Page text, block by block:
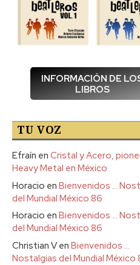
INFORMACIÓN DE
LIBROS
TU VOZ
Efraín enCristal y Acero,
Heavy Metal en México
Horacio enBienvenidos …
del Mundial México 86
Horacio enBienvenidos …
del Mundial México 86
Christian VenBienvenidos …
Nostalgias del Mundial México